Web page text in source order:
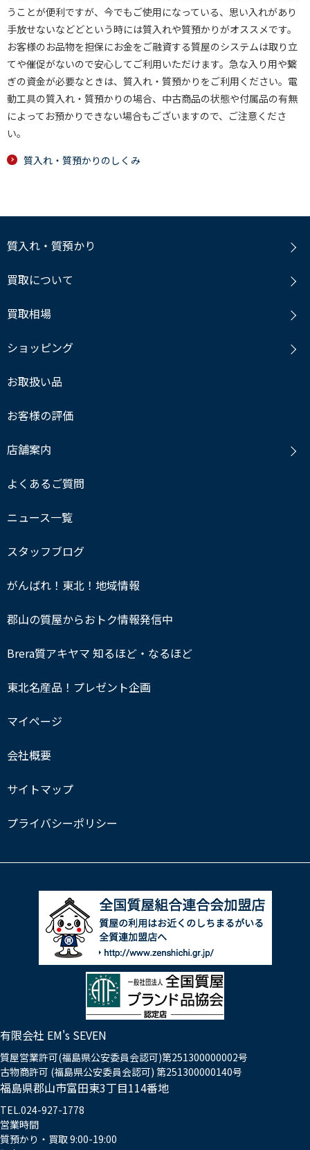
うことが便利ですが、今でもご使用になっている、思い入れがあり
手放せないなどどという時には質入れや質預かりがオススメです。
お客様のお品物を担保にお金をご融資する質屋のシステムは取り立
てや催促がないので安心してご利用いただけます。急な入り用や繋
ぎの資金が必要なときは、質入れ・質預かりをご利用ください。電
動工具の質入れ・質預かりの場合、中古商品の状態や付属品の有無
によってお預かりできない場合もございますので、ご注意くださ
い。
質入れ・質預かりのしくみ
質入れ・質預かり
買取について
買取相場
ショッピング
お取扱い品
お客様の評価
店舗案内
よくあるご質問
ニュース一覧
スタッフブログ
がんばれ！東北！地域情報
郡山の質屋からおトク情報発信中
Brera質アキヤマ 知るほど・なるほど
東北名産品！プレゼント企画
マイページ
会社概要
サイトマップ
プライバシーポリシー
有限会社 EM's SEVEN
質屋営業許可(福島県公安委員会認可)第251300000002号
古物商許可 (福島県公安委員会認可) 第251300000140号
福島県郡山市富田東3丁目114番地
TEL.024-927-1778
営業時間
質預かり・買取 9:00-19:00